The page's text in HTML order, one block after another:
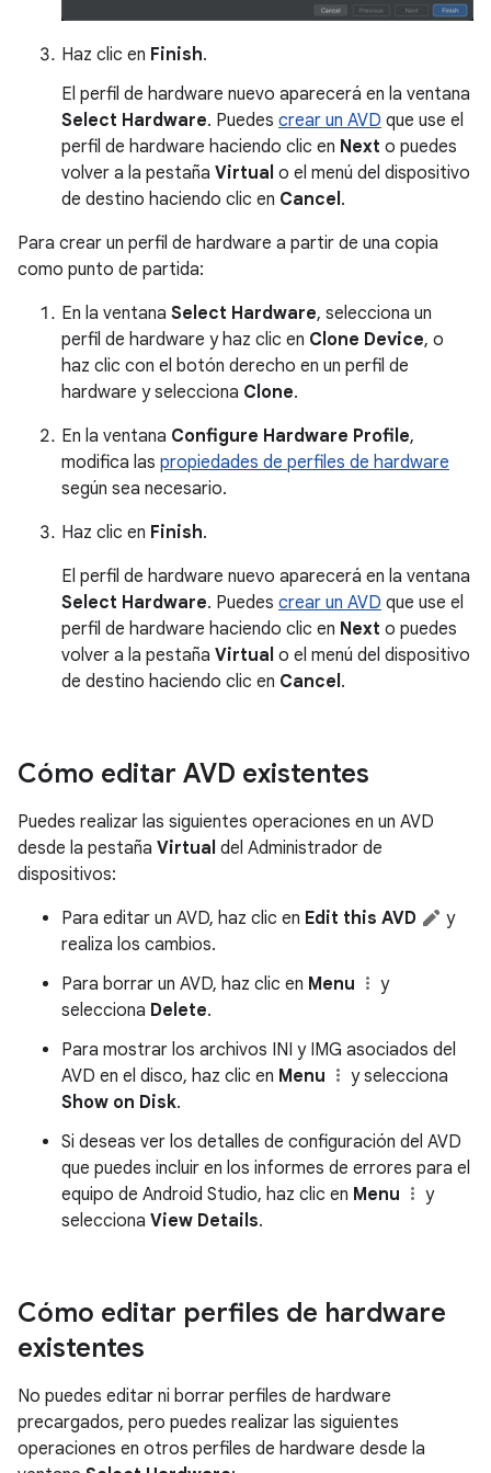
Haz clic en Finish.
El perfil de hardware nuevo aparecerá en la ventana
Select Hardware. Puedes crear un AVD que use el
perfil de hardware haciendo clic en Next o puedes
volver a la pestaña Virtual o el menú del dispositivo
de destino haciendo clic en Cancel .
Para crear un perfil de hardware a partir de una copia
como punto de partida:
En la ventana Select Hardware, selecciona un
perfil de hardware y haz clic en Clone Device, o
haz clic con el botón derecho en un perfil de
hardware y selecciona Clone.
En la ventana Configure Hardware Profile,
modifica las propiedades de perfiles de hardware
según sea necesario.
Haz clic en Finish.
El perfil de hardware nuevo aparecerá en la ventana
Select Hardware. Puedes crear un AVD que use el
perfil de hardware haciendo clic en Next o puedes
volver a la pestaña Virtual o el menú del dispositivo
de destino haciendo clic en Cancel .
Cómo editar AVD existentes
Puedes realizar las siguientes operaciones en un AVD
desde la pestaña Virtual del Administrador de
dispositivos:
Para editar un AVD, haz clic en Edit this AVD
y
realiza los cambios.
Para borrar un AVD, haz clic en Menu
y
selecciona Delete.
Para mostrar los archivos INI y IMG asociados del
AVD en el disco, haz clic en Menu
y selecciona
Show on Disk.
Si deseas ver los detalles de configuración del AVD
que puedes incluir en los informes de errores para el
equipo de Android Studio, haz clic en Menu
y
selecciona View Details.
Cómo editar perfiles de hardware
existentes
No puedes editar ni borrar perfiles de hardware
precargados, pero puedes realizar las siguientes
operaciones en otros perfiles de hardware desde la